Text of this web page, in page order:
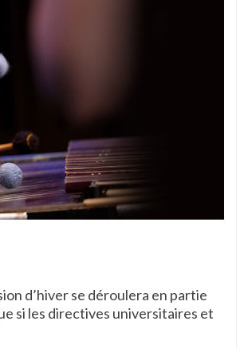
d’hiver se déroulera en partie
si les directives universitaires et